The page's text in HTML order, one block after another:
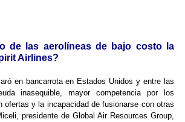
de las aerolíneas de bajo costo la
Airlines?
en bancarrota en Estados Unidos y entre las
inasequible, mayor competencia por los
ofertas y la incapacidad de fusionarse con otras
presidente de Global Air Resources Group,